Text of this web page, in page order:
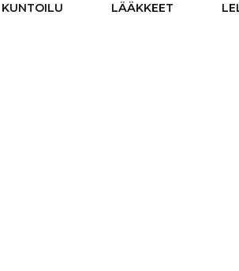
KUNTOILU LÄÄKKEET